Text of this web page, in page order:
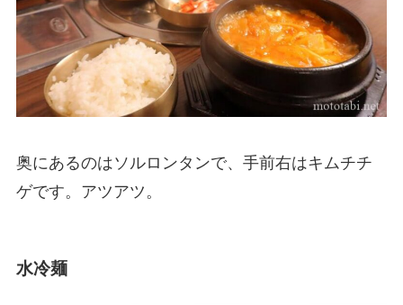
奥にあるのはソルロンタンで、手前右はキムチチ
ゲです。アツアツ。
水冷麺